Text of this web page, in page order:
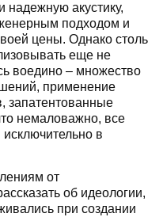
надежную акустику,
подходом и
цены. Однако столь
еще не
воедино – множество
применение
запатентованные
немаловажно, все
в
от
об идеологии,
при создании